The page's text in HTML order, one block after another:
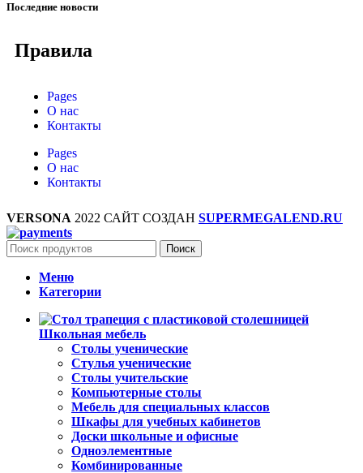
Последние новости
Правила
Pages
О нас
Контакты
Pages
О нас
Контакты
VERSONA 2022 САЙТ СОЗДАН SUPERMEGALEND.RU
Поиск
Меню
Категории
Школьная мебель
Столы ученические
Стулья ученические
Столы учительские
Компьютерные столы
Мебель для специальных классов
Шкафы для учебных кабинетов
Доски школьные и офисные
Одноэлементные
Комбинированные